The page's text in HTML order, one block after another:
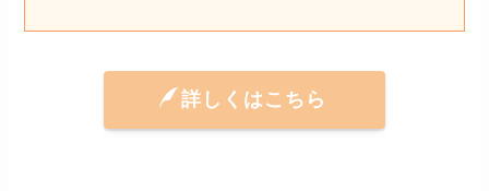
詳しくはこちら